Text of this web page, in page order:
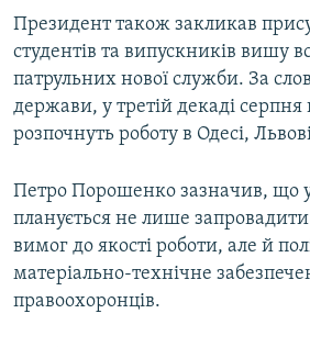
Президент також закликав
студентів та випускників вишу
патрульних нової служби. За
держави, у третій декаді серпня
розпочнуть роботу в Одесі,
Петро Порошенко зазначив, що
планується не лише
вимог до якості роботи, але й
матеріально-технічне
правоохоронців.